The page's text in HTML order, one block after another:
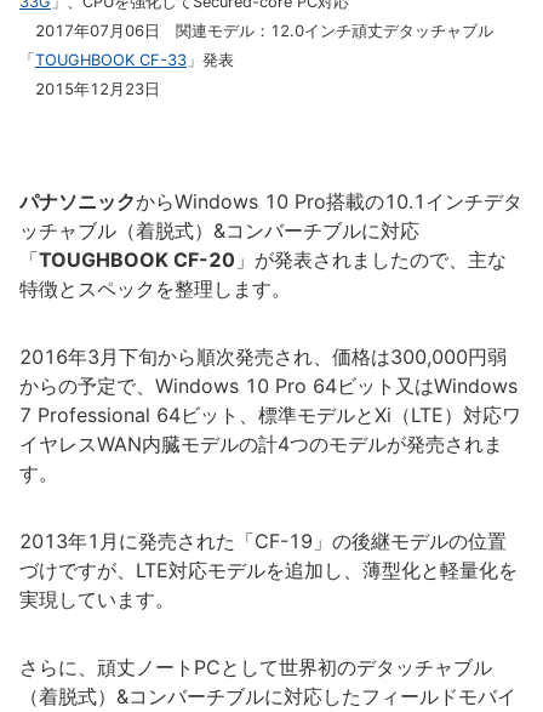
2017年07月06日 関連モデル：12.0インチ頑丈デタッチャブル
「 TOUGHBOOK CF-33 」発表
2015年12月23日
パナソニックからWindows 10 Pro搭載の10.1インチデタ
ッチャブル（着脱式）&コンバーチブルに対応
「TOUGHBOOK CF-20 」が発表されましたので、主な
特徴とスペックを整理します。
2016年3月下旬から順次発売され、価格は300,000円弱
からの予定で、Windows 10 Pro 64ビット又はWindows
7 Professional 64ビット、標準モデルとXi（LTE）対応ワ
イヤレスWAN内臓モデルの計4つのモデルが発売されま
す。
2013年1月に発売された「CF-19」の後継モデルの位置
づけですが、LTE対応モデルを追加し、薄型化と軽量化を
実現しています。
さらに、頑丈ノートPCとして世界初のデタッチャブル
（着脱式）&コンバーチブルに対応したフィールドモバイ